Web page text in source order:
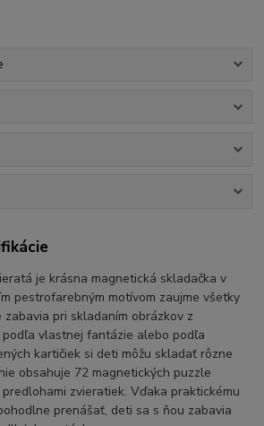
je krásna magnetická skladačka v
pestrofarebným motívom zaujme všetky
pri skladaním obrázkov z
vlastnej fantázie alebo podľa
kartičiek si deti môžu skladať rôzne
obsahuje 72 magnetických puzzle
zvieratiek. Vďaka praktickému
prenášať, deti sa s ňou zabavia